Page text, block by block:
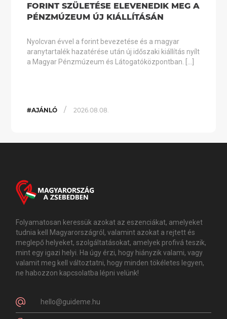
FORINT SZÜLETÉSE ELEVENEDIK MEG A
PÉNZMÚZEUM ÚJ KIÁLLÍTÁSÁN
Nyolcvan évvel a forint bevezetése és a magyar
aranytartalék hazatérése után új időszaki kiállítás nyílt
a Magyar Pénzmúzeum és Látogatóközpontban. […]
#AJÁNLÓ / 2026.08.08.
Folyamatosan keressük azokat az eszenciákat, amelyeket
tudnia kell Magyarországról, valamint azokat a rejtett és
meglepő helyeket, szolgáltatásokat, amelyek profivá teszik,
mint egy igazi helyi. Ha úgy érzi, hogy hiányzik valami, vagy
valamit meg kell változtatni, hogy minden tökéletes legyen,
ne habozzon kapcsolatba lépni velünk!
hello@guideme.hu